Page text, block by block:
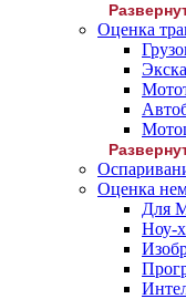
Оценка
Оценка
Для
Ноу-